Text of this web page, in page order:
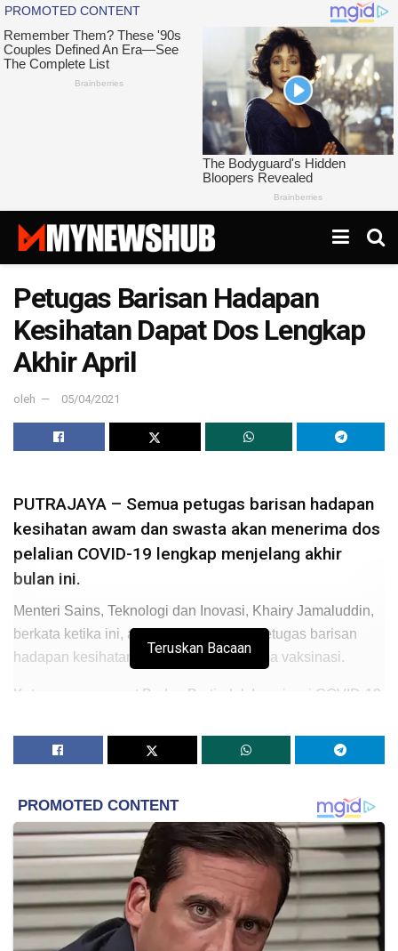
Petugas Barisan Hadapan
Kesihatan Dapat Dos Lengkap
Akhir April
oleh 05/04/2021
PUTRAJAYA – Semua petugas barisan hadapan
kesihatan awam dan swasta akan menerima dos
pelalian COVID-19 lengkap menjelang akhir
bulan ini.
Menteri Sains, Teknologi dan Inovasi, Khairy Jamaluddin,
berkata ketika ini, ada seramai 62,837 petugas barisan
hadapan kesihatan yang belum menerima vaksinasi.
Katanya, mesyuarat Badan Bertindak Imunisasi COVID-19
hadapan kesihatan yang belum diberikan vaksinasi.
negeri bahawa ada 62,837 petugas barisan hadapan
kesihatan yang belum terima vaksinasi. Ia
membabitkan anggota perubatan awam dan swasta
seperti doktor, doktor gigi, komuniti farmasi, petugas di
makmal kesihatan swasta, pemandu ambulans swasta,
hospis dan penjagaan paliatif,”katanya pada Sidang
Media Mingguan CITF, hari ini.
Teruskan Bacaan